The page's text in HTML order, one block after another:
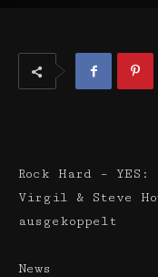
Rock Hard – YES:
Virgil & Steve
ausgekoppelt
News